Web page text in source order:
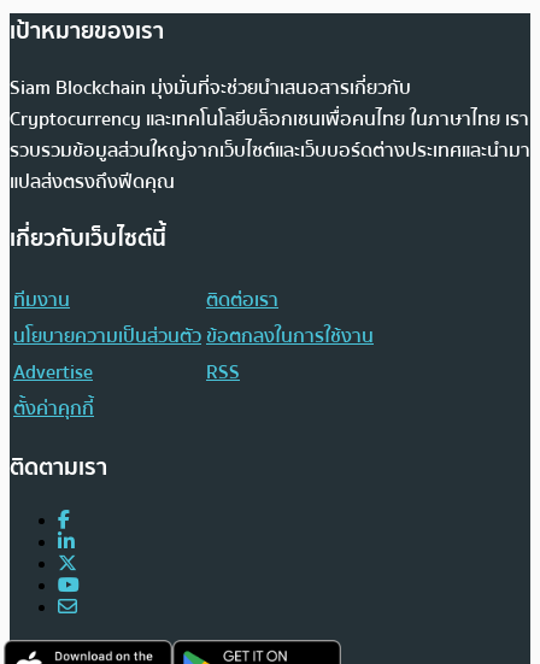
เป้าหมายของเรา
Siam Blockchain มุ่งมั่นที่จะช่วยนำเสนอสารเกี่ยวกับ
Cryptocurrency และเทคโนโลยีบล็อกเชนเพื่อคนไทย ในภาษาไทย เรา
รวบรวมข้อมูลส่วนใหญ่จากเว็บไซต์และเว็บบอร์ดต่างประเทศและนำมา
แปลส่งตรงถึงฟีดคุณ
เกี่ยวกับเว็บไซต์นี้
ทีมงาน
ติดต่อเรา
นโยบายความเป็นส่วนตัวข้อตกลงในการใช้งาน
Advertise
RSS
ตั้งค่าคุกกี้
ติดตามเรา